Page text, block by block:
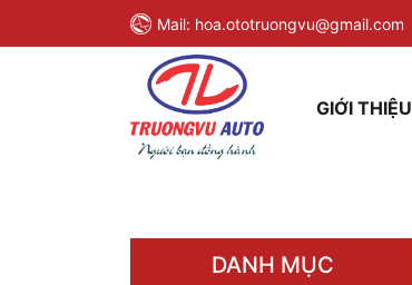
Mail: hoa.ototruongvu@gmail.com
GIỚI THIỆU
DANH MỤC